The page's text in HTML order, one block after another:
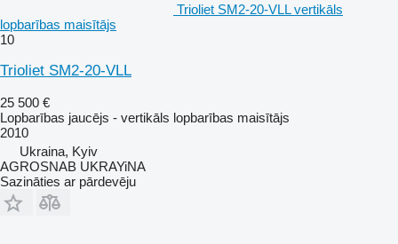
Trioliet SM2-20-VLL vertikāls
lopbarības maisītājs
10
Trioliet SM2-20-VLL
25 500 €
Lopbarības jaucējs - vertikāls lopbarības maisītājs
2010
Ukraina, Kyiv
AGROSNAB UKRAYiNA
Sazināties ar pārdevēju